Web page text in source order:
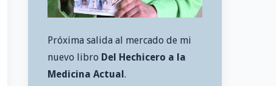
Próxima salida al mercado de mi
nuevo libro Del Hechicero a la
Medicina Actual.